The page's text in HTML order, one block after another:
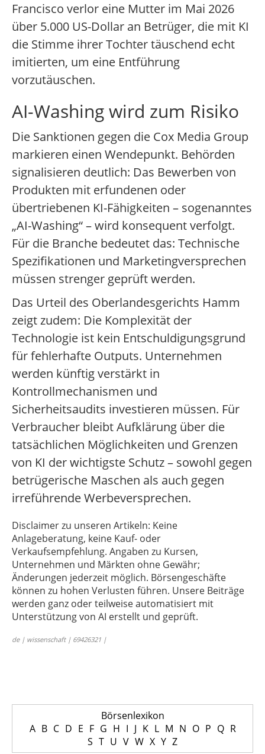
Francisco verlor eine Mutter im Mai 2026
über 5.000 US-Dollar an Betrüger, die mit KI
die Stimme ihrer Tochter täuschend echt
imitierten, um eine Entführung
vorzutäuschen.
AI-Washing wird zum Risiko
Die Sanktionen gegen die Cox Media Group
markieren einen Wendepunkt. Behörden
signalisieren deutlich: Das Bewerben von
Produkten mit erfundenen oder
übertriebenen KI-Fähigkeiten – sogenanntes
„AI-Washing“ – wird konsequent verfolgt.
Für die Branche bedeutet das: Technische
Spezifikationen und Marketingversprechen
müssen strenger geprüft werden.
Das Urteil des Oberlandesgerichts Hamm
zeigt zudem: Die Komplexität der
Technologie ist kein Entschuldigungsgrund
für fehlerhafte Outputs. Unternehmen
werden künftig verstärkt in
Kontrollmechanismen und
Sicherheitsaudits investieren müssen. Für
Verbraucher bleibt Aufklärung über die
tatsächlichen Möglichkeiten und Grenzen
von KI der wichtigste Schutz – sowohl gegen
betrügerische Maschen als auch gegen
irreführende Werbeversprechen.
Disclaimer zu unseren Artikeln: Keine
Anlageberatung, keine Kauf- oder
Verkaufsempfehlung. Angaben zu Kursen,
Unternehmen und Märkten ohne Gewähr;
Änderungen jederzeit möglich. Börsengeschäfte
können zu hohen Verlusten führen. Unsere Beiträge
werden ganz oder teilweise automatisiert mit
Unterstützung von AI erstellt und geprüft.
de | wissenschaft | 69426321 |
Börsenlexikon
A B C D E F G H I J K L M N O P Q R
S T U V W X Y Z